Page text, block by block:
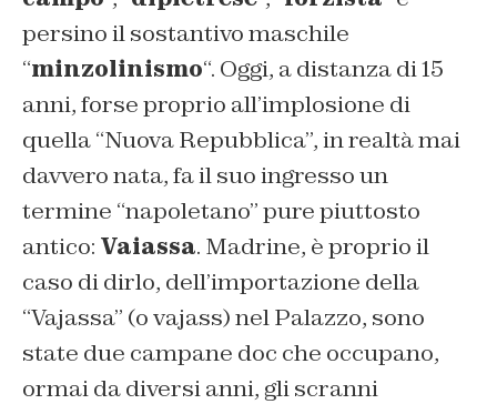
persino il sostantivo maschile
“minzolinismo“. Oggi, a distanza di 15
anni, forse proprio all’implosione di
quella “Nuova Repubblica”, in realtà mai
davvero nata, fa il suo ingresso un
termine “napoletano” pure piuttosto
antico: Vaiassa. Madrine, è proprio il
caso di dirlo, dell’importazione della
“Vajassa” (o vajass) nel Palazzo, sono
state due campane doc che occupano,
ormai da diversi anni, gli scranni